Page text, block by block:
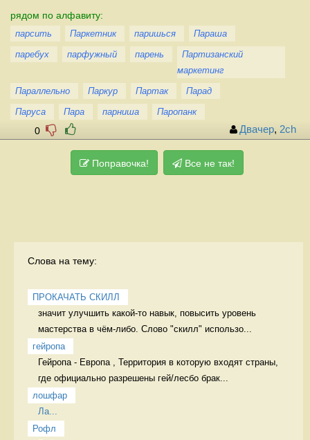
рядом по алфавиту:
парсить Паркетник паришься
Параша
паребух
парфужный парень
Партизанский
маркетинг
Параллельно
Паркур Партак
Парад
Паруса
Пара парниша Паропанк
0 Двачер, 2ch
Поправочка! Все не так!
Слова на тему:
ПРОКАЧАТЬ СКИЛЛ
значит улучшить какой-то навык, повысить уровень
мастерства в чём-либо. Слово "скилл" использо...
гейропа
Гейропа - Европа , Территория в которую входят страны,
где официально разрешены гей/лесбо брак...
лошфар
Ла...
Рофл